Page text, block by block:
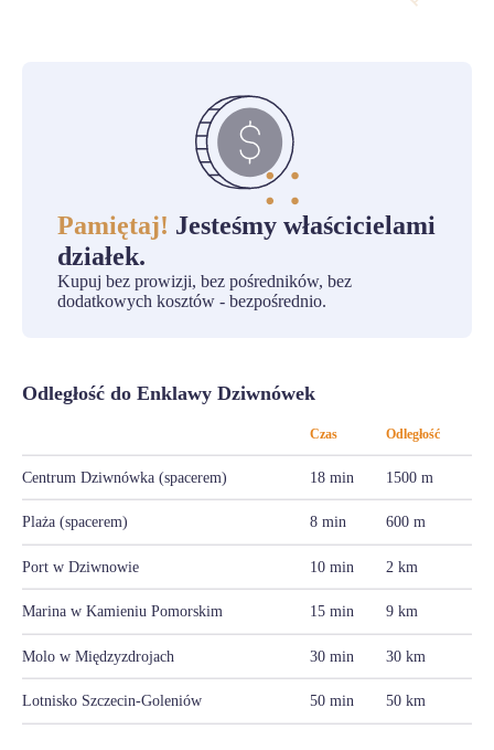
Pamiętaj! Jesteśmy właścicielami
działek.
Kupuj bez prowizji, bez pośredników, bez
dodatkowych kosztów - bezpośrednio.
Odległość do Enklawy Dziwnówek
Czas Odległość
Centrum Dziwnówka (spacerem) 18 min 1500 m
Plaża (spacerem) 8 min 600 m
Port w Dziwnowie 10 min 2 km
Marina w Kamieniu Pomorskim 15 min 9 km
Molo w Międzyzdrojach 30 min 30 km
Lotnisko Szczecin-Goleniów 50 min 50 km